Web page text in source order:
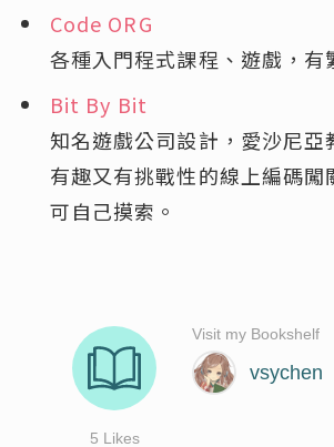
Code ORG
各種入門程式課程、遊戲，有
Bit By Bit
知名遊戲公司設計，愛沙尼亞
有趣又有挑戰性的線上編碼闖
可自己摸索。